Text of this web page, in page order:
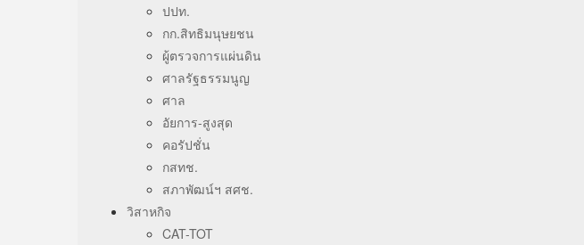
ปปท.
กก.สิทธิมนุษยชน
ผู้ตรวจการแผ่นดิน
ศาลรัฐธรรมนูญ
ศาล
อัยการ-สูงสุด
คอรัปชั่น
กสทช.
สภาพัฒน์ฯ สศช.
วิสาหกิจ
CAT-TOT